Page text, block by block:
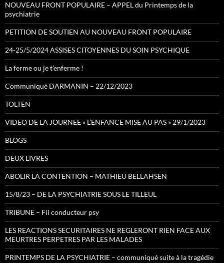
NOUVEAU FRONT POPULAIRE – APPEL du Printemps de la
psychiatrie
PETITION DE SOUTIEN AU NOUVEAU FRONT POPULAIRE
24-25/5/2024 ASSISES CITOYENNES DU SOIN PSYCHIQUE
La ferme ou je t’enferme !
Communiqué DARMANIN – 22/12/2023
TOLTEN
VIDEO DE LA JOURNEE « L’ENFANCE MISE AU PAS » 29/1/2023
BLOGS
DEUX LIVRES
ABOLIR LA CONTENTION – MATHIEU BELLAHSEN
15/8/23 – DE LA PSYCHIATRIE SOUS LE TILLEUL
TRIBUNE – Fil conducteur psy
LES REACTIONS SECURITAIRES NE REGLERONT RIEN FACE AUX
MEURTRES PERPETRES PAR LES MALADES
PRINTEMPS DE LA PSYCHIATRIE – communiqué suite à la tragédie